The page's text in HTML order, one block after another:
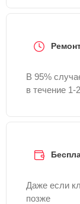
В 95%
в течение 1-
Даже если
позже